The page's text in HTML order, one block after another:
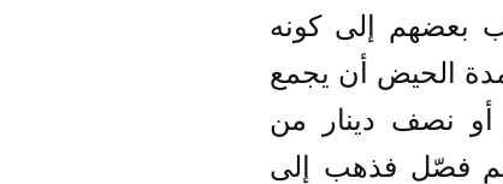
بعضهم إلى كونه
الحيض أن يجمع
أو نصف دينار من
فصّل فذهب إلى